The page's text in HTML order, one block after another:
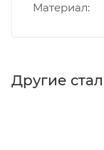
Материал
Другие